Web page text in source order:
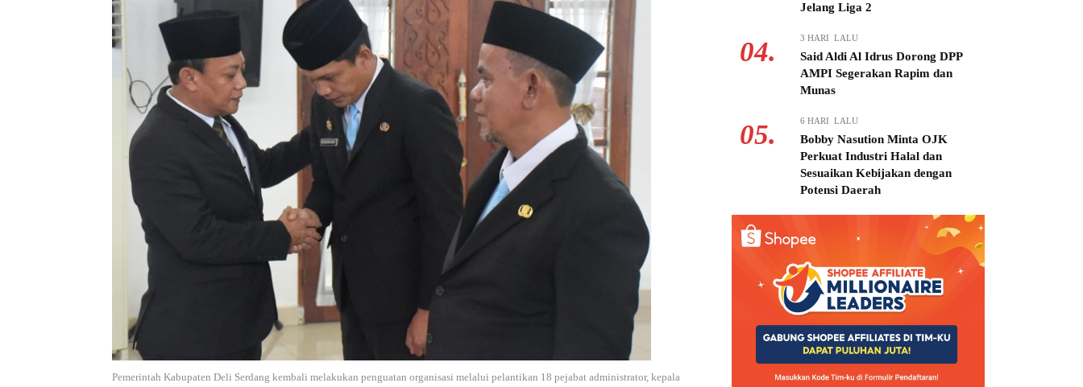
Pemerintah Kabupaten Deli Serdang kembali melakukan penguatan organisasi melalui pelantikan 18 pejabat administrator, kepala
Jelang Liga 2
04. 3 HARI LALU
Said Aldi Al Idrus Dorong DPP
AMPI Segerakan Rapim dan
Munas
05. 6 HARI LALU
Bobby Nasution Minta OJK
Perkuat Industri Halal dan
Sesuaikan Kebijakan dengan
Potensi Daerah